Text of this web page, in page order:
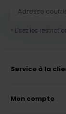
* Lisez les
Service à la
Mon compte